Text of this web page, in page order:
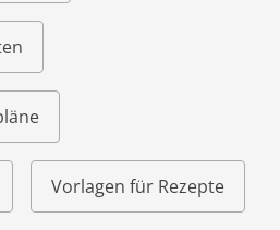
Vorlagen für Rezepte